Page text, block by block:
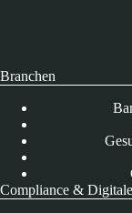
Branchen
Compliance &